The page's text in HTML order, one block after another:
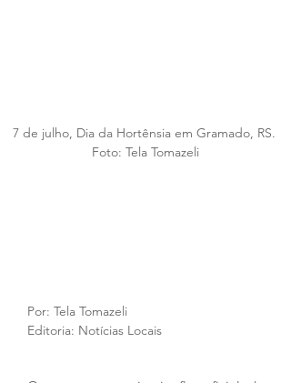
7 de julho, Dia da Hortênsia em Gramado, RS.
Foto: Tela Tomazeli
Por: Tela Tomazeli
Editoria: Notícias Locais